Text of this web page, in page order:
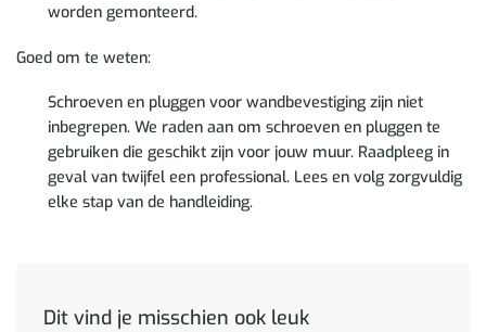
worden gemonteerd.
Goed om te weten:
Schroeven en pluggen voor wandbevestiging zijn niet
inbegrepen. We raden aan om schroeven en pluggen te
gebruiken die geschikt zijn voor jouw muur. Raadpleeg in
geval van twijfel een professional. Lees en volg zorgvuldig
elke stap van de handleiding.
Dit vind je misschien ook leuk